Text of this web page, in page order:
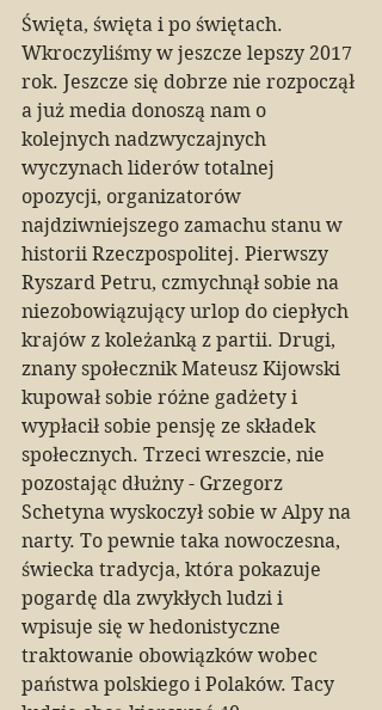
Święta, święta i po świętach.
Wkroczyliśmy w jeszcze lepszy 2017
rok. Jeszcze się dobrze nie rozpoczął
a już media donoszą nam o
kolejnych nadzwyczajnych
wyczynach liderów totalnej
opozycji, organizatorów
najdziwniejszego zamachu stanu w
historii Rzeczpospolitej. Pierwszy
Ryszard Petru, czmychnął sobie na
niezobowiązujący urlop do ciepłych
krajów z koleżanką z partii. Drugi,
znany społecznik Mateusz Kijowski
kupował sobie różne gadżety i
wypłacił sobie pensję ze składek
społecznych. Trzeci wreszcie, nie
pozostając dłużny - Grzegorz
Schetyna wyskoczył sobie w Alpy na
narty. To pewnie taka nowoczesna,
świecka tradycja, która pokazuje
pogardę dla zwykłych ludzi i
wpisuje się w hedonistyczne
traktowanie obowiązków wobec
państwa polskiego i Polaków. Tacy